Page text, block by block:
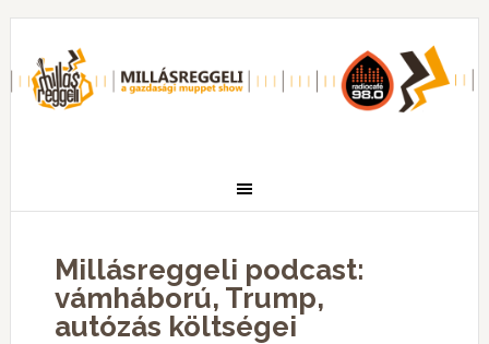
Millásreggeli podcast:
vámháború, Trump,
autózás költségei